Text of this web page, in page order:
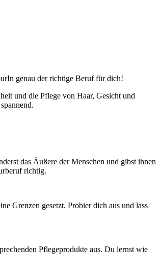
genau der richtige Beruf für dich!
und die Pflege von Haar, Gesicht und
das Äußere der Menschen und gibst ihnen
richtig.
Grenzen gesetzt. Probier dich aus und lass
Pflegeprodukte aus. Du lernst wie